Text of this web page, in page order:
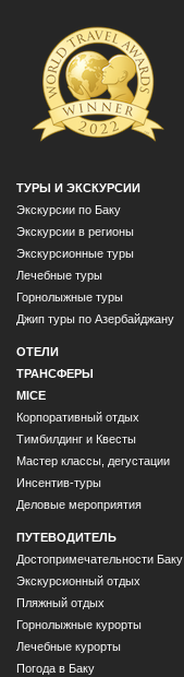
ТУРЫ И ЭКСКУРСИИ
Экскурсии по Баку
Экскурсии в регионы
Экскурсионные туры
Лечебные туры
Горнолыжные туры
Джип туры по Азербайджану
ОТЕЛИ
ТРАНСФЕРЫ
MICE
Корпоративный отдых
Тимбилдинг и Квесты
Мастер классы, дегустации
Инсентив-туры
Деловые мероприятия
ПУТЕВОДИТЕЛЬ
Достопримечательности Баку
Экскурсионный отдых
Пляжный отдых
Горнолыжные курорты
Лечебные курорты
Погода в Баку